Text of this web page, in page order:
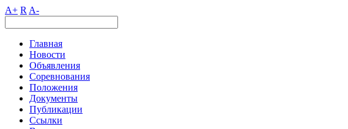
A+ R A-
Главная
Новости
Объявления
Соревнования
Положения
Документы
Публикации
Ссылки